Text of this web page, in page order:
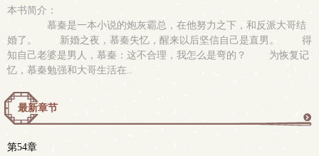
本书简介：
慕秦是一本小说的炮灰霸总，在他努力之下，和反派大哥结
婚了。 新婚之夜，慕秦失忆，醒来以后坚信自己是直男。 得
知自己老婆是男人，慕秦：这不合理，我怎么是弯的？ 为恢复记
忆，慕秦勉强和大哥生活在..
最新章节
第54章